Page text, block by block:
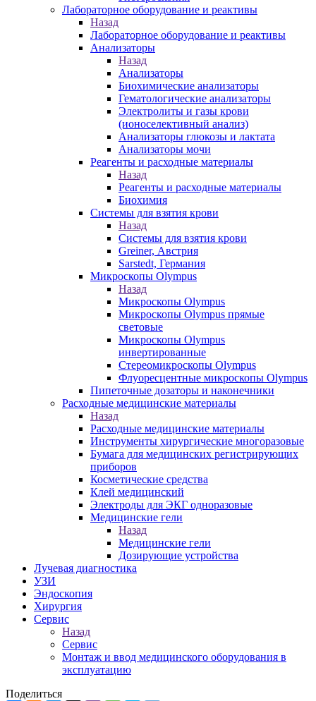
Лабораторное оборудование и реактивы
Назад
Лабораторное оборудование и реактивы
Анализаторы
Назад
Анализаторы
Биохимические анализаторы
Гематологические анализаторы
Электролиты и газы крови
(ионоселективный анализ)
Анализаторы глюкозы и лактата
Анализаторы мочи
Реагенты и расходные материалы
Назад
Реагенты и расходные материалы
Биохимия
Системы для взятия крови
Назад
Системы для взятия крови
Greiner, Австрия
Sarstedt, Германия
Микроскопы Olympus
Назад
Микроскопы Olympus
Микроскопы Olympus прямые
световые
Микроскопы Olympus
инвертированные
Стереомикроскопы Olympus
Флуоресцентные микроскопы Olympus
Пипеточные дозаторы и наконечники
Расходные медицинские материалы
Назад
Расходные медицинские материалы
Инструменты хирургические многоразовые
Бумага для медицинских регистрирующих
приборов
Косметические средства
Клей медицинский
Электроды для ЭКГ одноразовые
Медицинские гели
Назад
Медицинские гели
Дозирующие устройства
Лучевая диагностика
УЗИ
Эндоскопия
Хирургия
Сервис
Назад
Сервис
Монтаж и ввод медицинского оборудования в
эксплуатацию
Поделиться